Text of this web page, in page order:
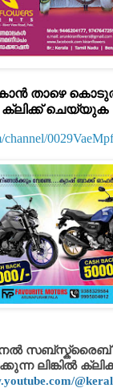
താഴെ
ക്ലിക്ക് ചെയ്യുക
channel/
സബ്സ്ക്രൈബ്
ലിങ്കിൽ